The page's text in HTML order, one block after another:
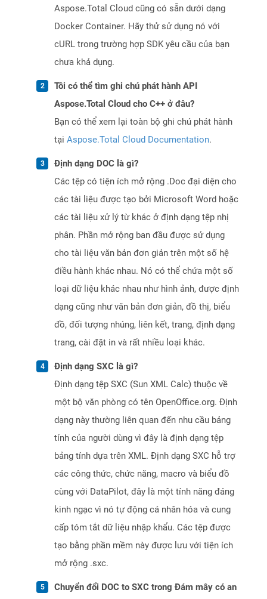
Aspose.Total Cloud cũng có sẵn dưới dạng
Docker Container. Hãy thử sử dụng nó với
cURL trong trường hợp SDK yêu cầu của bạn
chưa khả dụng.
Tôi có thể tìm ghi chú phát hành API
Aspose.Total Cloud cho C++ ở đâu?
Bạn có thể xem lại toàn bộ ghi chú phát hành
tại Aspose.Total Cloud Documentation.
Định dạng DOC là gì?
Các tệp có tiện ích mở rộng .Doc đại diện cho
các tài liệu được tạo bởi Microsoft Word hoặc
các tài liệu xử lý từ khác ở định dạng tệp nhị
phân. Phần mở rộng ban đầu được sử dụng
cho tài liệu văn bản đơn giản trên một số hệ
điều hành khác nhau. Nó có thể chứa một số
loại dữ liệu khác nhau như hình ảnh, được định
dạng cũng như văn bản đơn giản, đồ thị, biểu
đồ, đối tượng nhúng, liên kết, trang, định dạng
trang, cài đặt in và rất nhiều loại khác.
Định dạng SXC là gì?
Định dạng tệp SXC (Sun XML Calc) thuộc về
một bộ văn phòng có tên OpenOffice.org. Định
dạng này thường liên quan đến nhu cầu bảng
tính của người dùng vì đây là định dạng tệp
bảng tính dựa trên XML. Định dạng SXC hỗ trợ
các công thức, chức năng, macro và biểu đồ
cùng với DataPilot, đây là một tính năng đáng
kinh ngạc vì nó tự động cá nhân hóa và cung
cấp tóm tắt dữ liệu nhập khẩu. Các tệp được
tạo bằng phần mềm này được lưu với tiện ích
mở rộng .sxc.
Chuyển đổi DOC to SXC trong Đám mây có an